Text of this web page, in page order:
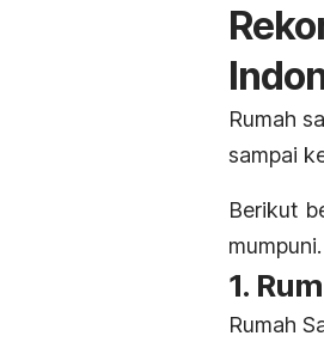
Rumah
sampai
Berikut
mumpuni.
1.
Rumah